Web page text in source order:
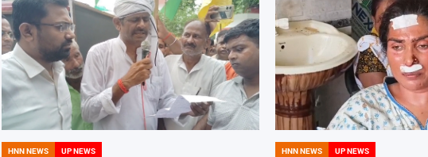
HNN NEWS UP NEWS HNN NEWS UP NEWS